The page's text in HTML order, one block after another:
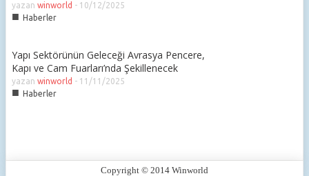
yazan winworld - 10/12/2025
■ Haberler
Yapı Sektörünün Geleceği Avrasya Pencere,
Kapı ve Cam Fuarları’nda Şekillenecek
yazan winworld - 11/11/2025
■ Haberler
Copyright © 2014 Winworld